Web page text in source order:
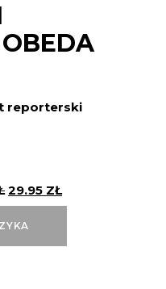
OBEDA
reporterski
29.95 ZŁ